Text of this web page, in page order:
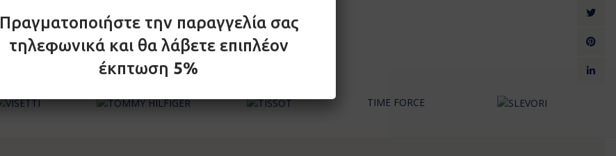
TIME FORCE
Πραγματοποιήστε την παραγγελία σας
τηλεφωνικά και θα λάβετε επιπλέον
έκπτωση 5%
Twitter
linkedin